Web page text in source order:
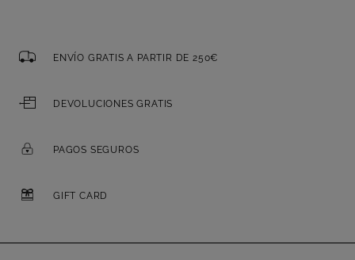
ENVÍO GRATIS A PARTIR DE 250€
DEVOLUCIONES GRATIS
PAGOS SEGUROS
GIFT CARD